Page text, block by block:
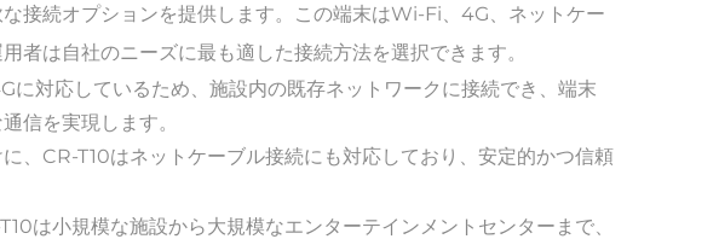
接続オプションを提供します。この端末はWi-Fi、4G、ネットケー
者は自社のニーズに最も適した接続方法を選択できます。
対応しているため、施設内の既存ネットワークに接続でき、端末
信を実現します。
、CR-T10はネットケーブル接続にも対応しており、安定的かつ信頼
は小規模な施設から大規模なエンターテインメントセンターまで、